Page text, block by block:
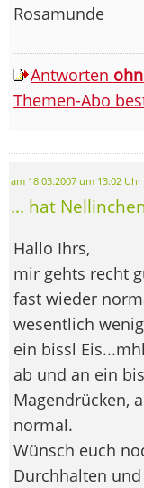
Rosamunde
Antworten
Themen-Abo
am 18.03.2007 um 13:02 Uhr
... hat
Hallo Ihrs,
mir gehts recht
fast wieder
wesentlich
ein bissl
ab und an ein
Magendrücken,
normal.
Wünsch euch
Durchhalten